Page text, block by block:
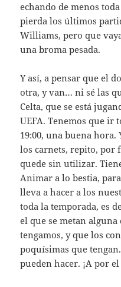
echando de menos
pierda los últimos
Williams, pero que
una broma pesada.
Y así, a pensar que el
otra, y van… ni sé las
Celta, que se está
UEFA. Tenemos que ir
19:00, una buena
los carnets, repito, por
quede sin utilizar.
Animar a lo bestia,
lleva a hacer a los
toda la temporada, es
el que se metan
tengamos, y que los
poquísimas que
pueden hacer. ¡A por